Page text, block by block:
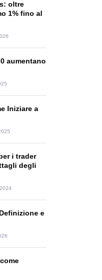
oltre
1% fino al
aumentano
Iniziare a
i trader
degli
e